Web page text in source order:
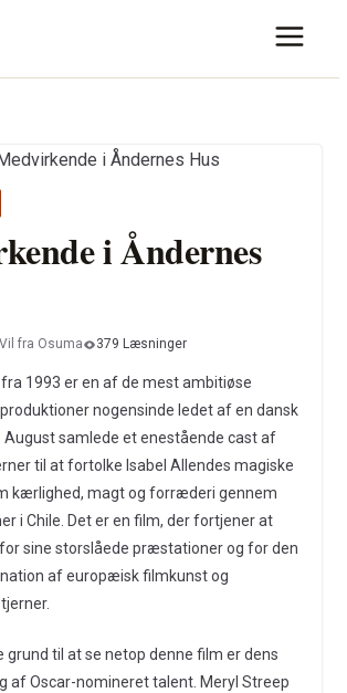
i Åndernes
Vil fra Osuma 379 Læsninger
1993 er en af de mest ambitiøse
nogensinde ledet af en dansk
August samlede et enestående cast af
til at fortolke Isabel Allendes magiske
kærlighed, magt og forræderi gennem
i Chile. Det er en film, der fortjener at
sine storslåede præstationer og for den
af europæisk filmkunst og
grund til at se netop denne film er dens
af Oscar-nomineret talent. Meryl Streep